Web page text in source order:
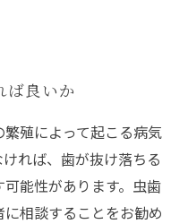
ば良いか
殖によって起こる病気
れば、歯が抜け落ちる
能性があります。虫歯
相談することをお勧め